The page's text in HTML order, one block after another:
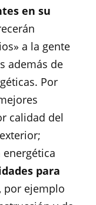
en su
a la gente
además de
Por
calidad del
para
, por ejemplo